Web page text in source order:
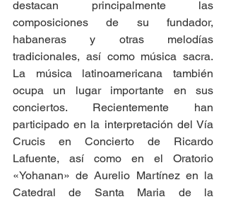
destacan principalmente las
composiciones de su fundador,
habaneras y otras melodías
tradicionales, así como música sacra.
La música latinoamericana también
ocupa un lugar importante en sus
conciertos. Recientemente han
participado en la interpretación del Vía
Crucis en Concierto de Ricardo
Lafuente, así como en el Oratorio
«Yohanan» de Aurelio Martínez en la
Catedral de Santa Maria de la